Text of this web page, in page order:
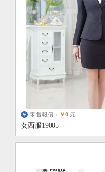
零售報價： ￥0 元
女西服19005